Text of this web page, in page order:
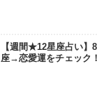
【週間★12星座占い
座→恋愛運をチェック！